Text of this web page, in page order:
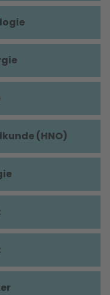
(HNO)